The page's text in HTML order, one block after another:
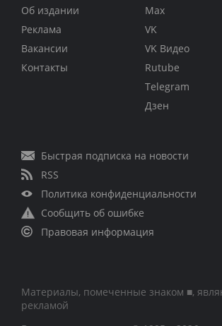
Об издании
Реклама
Вакансии
Контакты
Max
VK
VK Видео
Rutube
Telegram
Дзен
Быстрая подписка на новости
RSS
Политика конфиденциальности
Сообщить об ошибке
Правовая информация
Материалы, помеченные знаком ■,
рекламой